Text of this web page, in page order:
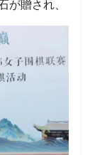
が贈され、